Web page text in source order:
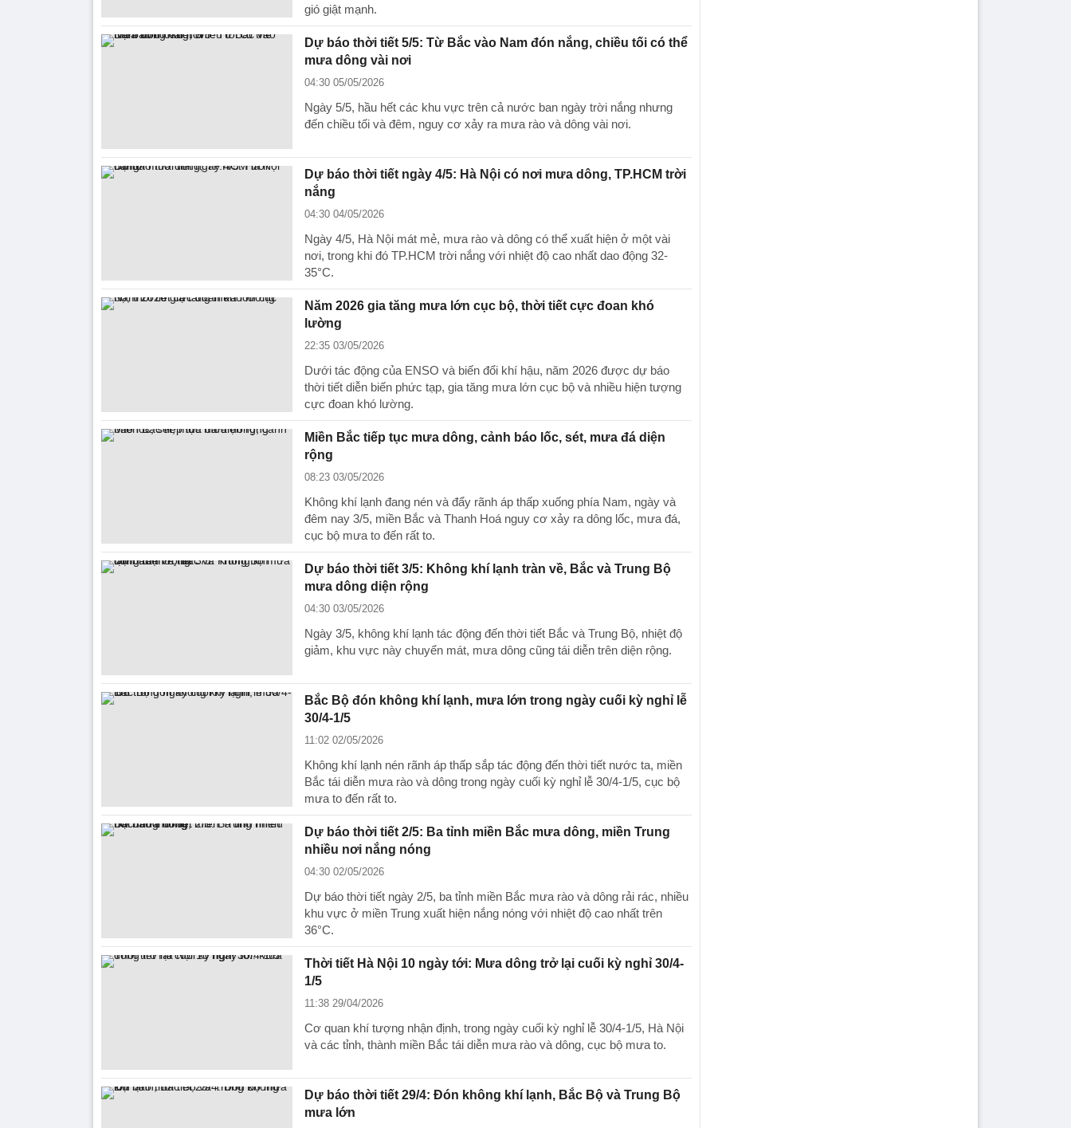
gió giật mạnh.
Dự báo thời tiết 5/5: Từ Bắc vào Nam đón nắng, chiều tối có thể
mưa dông vài nơi
04:30 05/05/2026
Ngày 5/5, hầu hết các khu vực trên cả nước ban ngày trời nắng nhưng
đến chiều tối và đêm, nguy cơ xảy ra mưa rào và dông vài nơi.
Dự báo thời tiết ngày 4/5: Hà Nội có nơi mưa dông, TP.HCM trời
nắng
04:30 04/05/2026
Ngày 4/5, Hà Nội mát mẻ, mưa rào và dông có thể xuất hiện ở một vài
nơi, trong khi đó TP.HCM trời nắng với nhiệt độ cao nhất dao động 32-
35°C.
Năm 2026 gia tăng mưa lớn cục bộ, thời tiết cực đoan khó
lường
22:35 03/05/2026
Dưới tác động của ENSO và biến đổi khí hậu, năm 2026 được dự báo
thời tiết diễn biến phức tạp, gia tăng mưa lớn cục bộ và nhiều hiện tượng
cực đoan khó lường.
Miền Bắc tiếp tục mưa dông, cảnh báo lốc, sét, mưa đá diện
rộng
08:23 03/05/2026
Không khí lạnh đang nén và đẩy rãnh áp thấp xuống phía Nam, ngày và
đêm nay 3/5, miền Bắc và Thanh Hoá nguy cơ xảy ra dông lốc, mưa đá,
cục bộ mưa to đến rất to.
Dự báo thời tiết 3/5: Không khí lạnh tràn về, Bắc và Trung Bộ
mưa dông diện rộng
04:30 03/05/2026
Ngày 3/5, không khí lạnh tác động đến thời tiết Bắc và Trung Bộ, nhiệt độ
giảm, khu vực này chuyển mát, mưa dông cũng tái diễn trên diện rộng.
Bắc Bộ đón không khí lạnh, mưa lớn trong ngày cuối kỳ nghỉ lễ
30/4-1/5
11:02 02/05/2026
Không khí lạnh nén rãnh áp thấp sắp tác động đến thời tiết nước ta, miền
Bắc tái diễn mưa rào và dông trong ngày cuối kỳ nghỉ lễ 30/4-1/5, cục bộ
mưa to đến rất to.
Dự báo thời tiết 2/5: Ba tỉnh miền Bắc mưa dông, miền Trung
nhiều nơi nắng nóng
04:30 02/05/2026
Dự báo thời tiết ngày 2/5, ba tỉnh miền Bắc mưa rào và dông rải rác, nhiều
khu vực ở miền Trung xuất hiện nắng nóng với nhiệt độ cao nhất trên
36°C.
Thời tiết Hà Nội 10 ngày tới: Mưa dông trở lại cuối kỳ nghỉ 30/4-
1/5
11:38 29/04/2026
Cơ quan khí tượng nhận định, trong ngày cuối kỳ nghỉ lễ 30/4-1/5, Hà Nội
và các tỉnh, thành miền Bắc tái diễn mưa rào và dông, cục bộ mưa to.
Dự báo thời tiết 29/4: Đón không khí lạnh, Bắc Bộ và Trung Bộ
mưa lớn